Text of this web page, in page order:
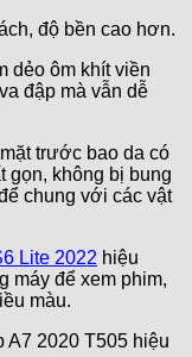
độ bền cao hơn.
dẻo ôm khít viền
đập mà vẫn dễ
trước bao da có
gọn, không bị bung
chung với các vật
Lite 2022 hiệu
máy để xem phim,
màu.